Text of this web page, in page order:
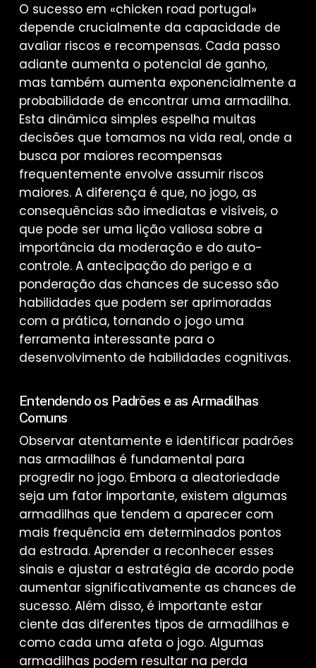
O sucesso em «chicken road portugal»
depende crucialmente da capacidade de
avaliar riscos e recompensas. Cada passo
adiante aumenta o potencial de ganho,
mas também aumenta exponencialmente a
probabilidade de encontrar uma armadilha.
Esta dinâmica simples espelha muitas
decisões que tomamos na vida real, onde a
busca por maiores recompensas
frequentemente envolve assumir riscos
maiores. A diferença é que, no jogo, as
consequências são imediatas e visíveis, o
que pode ser uma lição valiosa sobre a
importância da moderação e do auto-
controle. A antecipação do perigo e a
ponderação das chances de sucesso são
habilidades que podem ser aprimoradas
com a prática, tornando o jogo uma
ferramenta interessante para o
desenvolvimento de habilidades cognitivas.
Entendendo os Padrões e as Armadilhas
Comuns
Observar atentamente e identificar padrões
nas armadilhas é fundamental para
progredir no jogo. Embora a aleatoriedade
seja um fator importante, existem algumas
armadilhas que tendem a aparecer com
mais frequência em determinados pontos
da estrada. Aprender a reconhecer esses
sinais e ajustar a estratégia de acordo pode
aumentar significativamente as chances de
sucesso. Além disso, é importante estar
ciente das diferentes tipos de armadilhas e
como cada uma afeta o jogo. Algumas
armadilhas podem resultar na perda